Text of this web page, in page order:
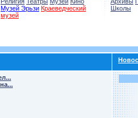
Музей Эрьзи Краеведческий
музей
Школы